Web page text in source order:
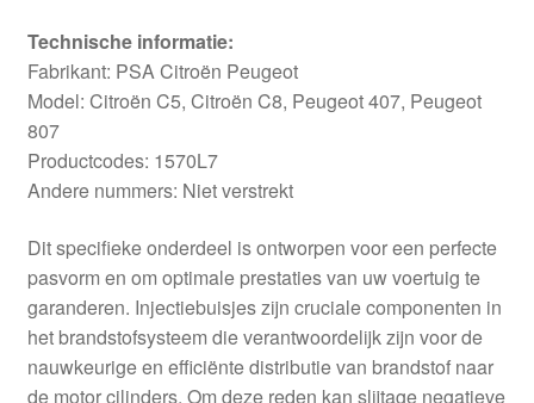
Technische informatie:
Fabrikant: PSA Citroën Peugeot
Model: Citroën C5, Citroën C8, Peugeot 407, Peugeot
807
Productcodes: 1570L7
Andere nummers: Niet verstrekt
Dit specifieke onderdeel is ontworpen voor een perfecte
pasvorm en om optimale prestaties van uw voertuig te
garanderen. Injectiebuisjes zijn cruciale componenten in
het brandstofsysteem die verantwoordelijk zijn voor de
nauwkeurige en efficiënte distributie van brandstof naar
de motor cilinders. Om deze reden kan slijtage negatieve